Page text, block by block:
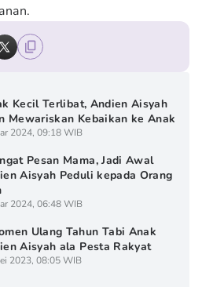
Kecil Terlibat, Andien Aisyah
Mewariskan Kebaikan ke Anak
2024, 09:18 WIB
Pesan Mama, Jadi Awal
Aisyah Peduli kepada Orang
2024, 06:48 WIB
Ulang Tahun Tabi Anak
Aisyah ala Pesta Rakyat
2023, 08:05 WIB